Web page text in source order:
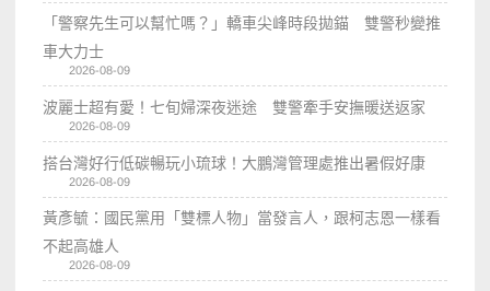
「警察先生可以幫忙嗎？」轎車尖峰時段拋錨 雙警秒變推
車大力士
2026-08-09
波麗士超有愛！七旬婦深夜迷途 雙警牽手安撫暖送返家
2026-08-09
搭台灣好行低碳暢玩小琉球！大鵬灣管理處推出暑假好康
2026-08-09
黃彥毓：國民黨用「雙標人物」當發言人，跟柯志恩一樣看
不起高雄人
2026-08-09